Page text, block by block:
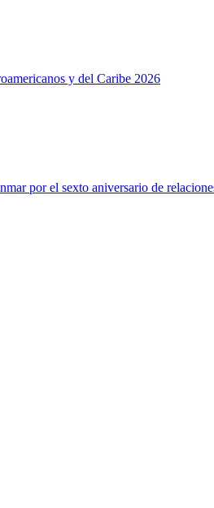
y del Caribe 2026
por el sexto aniversario de